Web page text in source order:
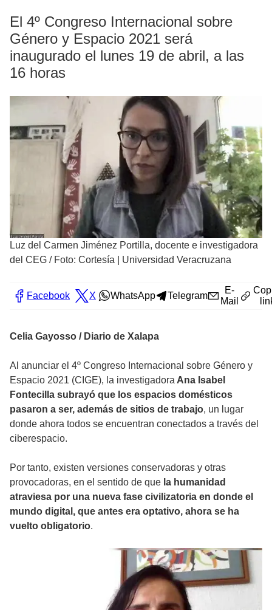
El 4º Congreso Internacional sobre
Género y Espacio 2021 será
inaugurado el lunes 19 de abril, a las
16 horas
Luz del Carmen Jiménez Portilla, docente e investigadora
del CEG / Foto: Cortesía | Universidad Veracruzana
Facebook X WhatsApp Telegram
E-
Mail
Celia Gayosso / Diario de Xalapa
Al anunciar el 4º Congreso Internacional sobre Género y
Espacio 2021 (CIGE), la investigadora Ana Isabel
Fontecilla subrayó que los espacios domésticos
pasaron a ser, además de sitios de trabajo, un lugar
donde ahora todos se encuentran conectados a través del
ciberespacio.
Por tanto, existen versiones conservadoras y otras
provocadoras, en el sentido de que la humanidad
atraviesa por una nueva fase civilizatoria en donde el
mundo digital, que antes era optativo, ahora se ha
vuelto obligatorio.